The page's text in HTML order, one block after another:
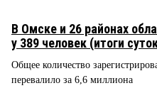
В Омске и 26 районах
у 389 человек (итоги
Общее количество
перевалило за 6,6 миллиона